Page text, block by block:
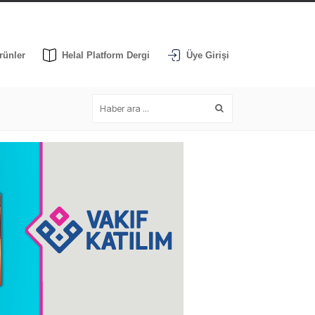
Helal Platform Dergi Üye Girişi